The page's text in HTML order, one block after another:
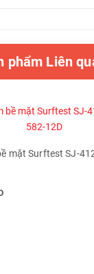
phẩm Liên
mặt Surftest SJ-